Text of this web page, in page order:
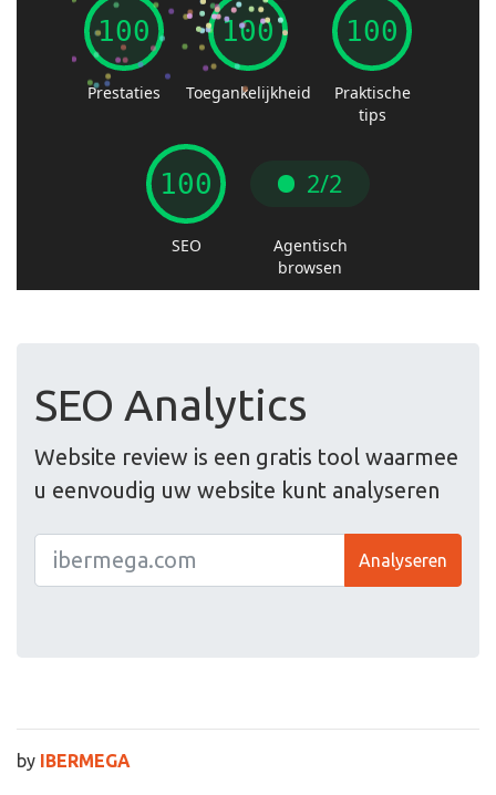
SEO Analytics
Website review is een gratis tool waarmee
u eenvoudig uw website kunt analyseren
Analyseren
by IBERMEGA